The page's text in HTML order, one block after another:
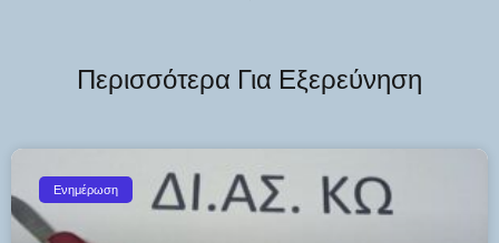
Περισσότερα Για Εξερεύνηση
Ενημέρωση